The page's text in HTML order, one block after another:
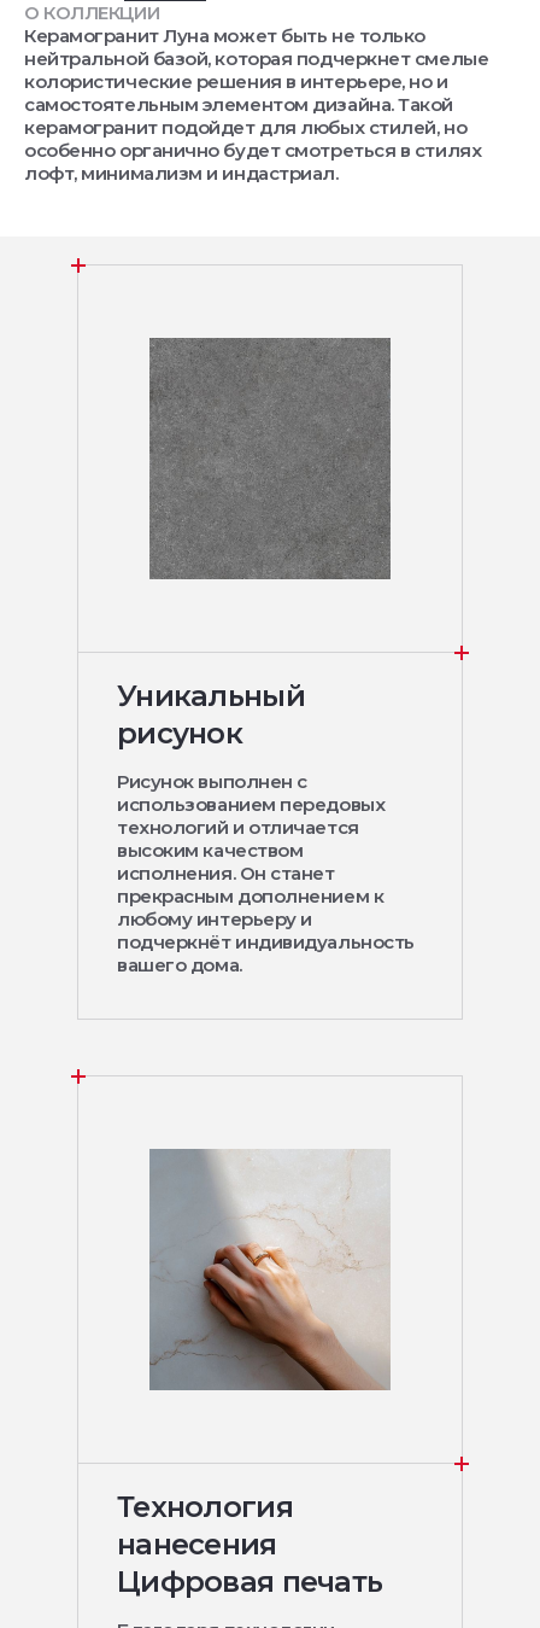
О КОЛЛЕКЦИИ
Керамогранит Луна может быть не только
нейтральной базой, которая подчеркнет смелые
колористические решения в интерьере, но и
самостоятельным элементом дизайна. Такой
керамогранит подойдет для любых стилей, но
особенно органично будет смотреться в стилях
лофт, минимализм и индастриал.
Уникальный
рисунок
Рисунок выполнен с
использованием передовых
технологий и отличается
высоким качеством
исполнения. Он станет
прекрасным дополнением к
любому интерьеру и
подчеркнёт индивидуальность
вашего дома.
Технология
нанесения
Цифровая печать